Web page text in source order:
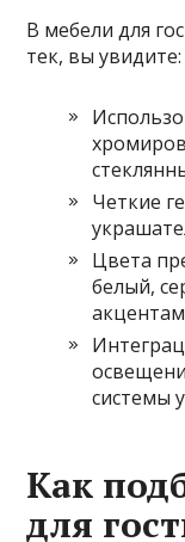
В мебели для
тек, вы увидите:
Четкие
Цвета
белый,
системы
Как
для